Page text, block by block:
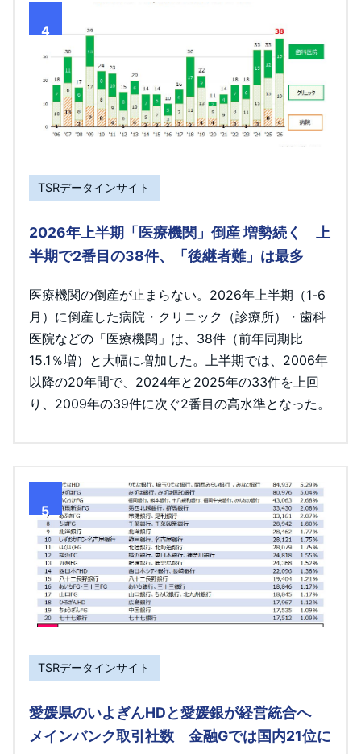
4
TSRデータインサイト
2026年上半期「医療機関」倒産 増勢続く 上
半期で2番目の38件、「後継者難」は最多
医療機関の倒産が止まらない。2026年上半期（1-6
月）に倒産した病院・クリニック（診療所）・歯科
医院などの「医療機関」は、38件（前年同期比
15.1％増）と大幅に増加した。上半期では、2006年
以降の20年間で、2024年と2025年の33件を上回
り、2009年の39件に次ぐ2番目の高水準となった。
5
TSRデータインサイト
愛媛県のいよぎんHDと愛媛銀が経営統合へ
メインバンク取引社数 金融Gでは国内21位に